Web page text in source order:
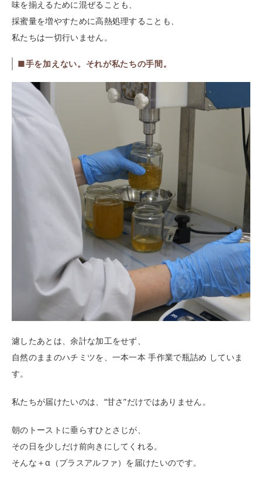
味を揃えるために混ぜることも、
採蜜量を増やすために高熱処理することも、
私たちは一切行いません。
■手を加えない。それが私たちの手間。
濾したあとは、余計な加工をせず、
自然のままのハチミツを、一本一本 手作業で瓶詰め していま
す。
私たちが届けたいのは、“甘さ”だけではありません。
朝のトーストに垂らすひとさじが、
その日を少しだけ前向きにしてくれる。
そんな＋α（プラスアルファ）を届けたいのです。